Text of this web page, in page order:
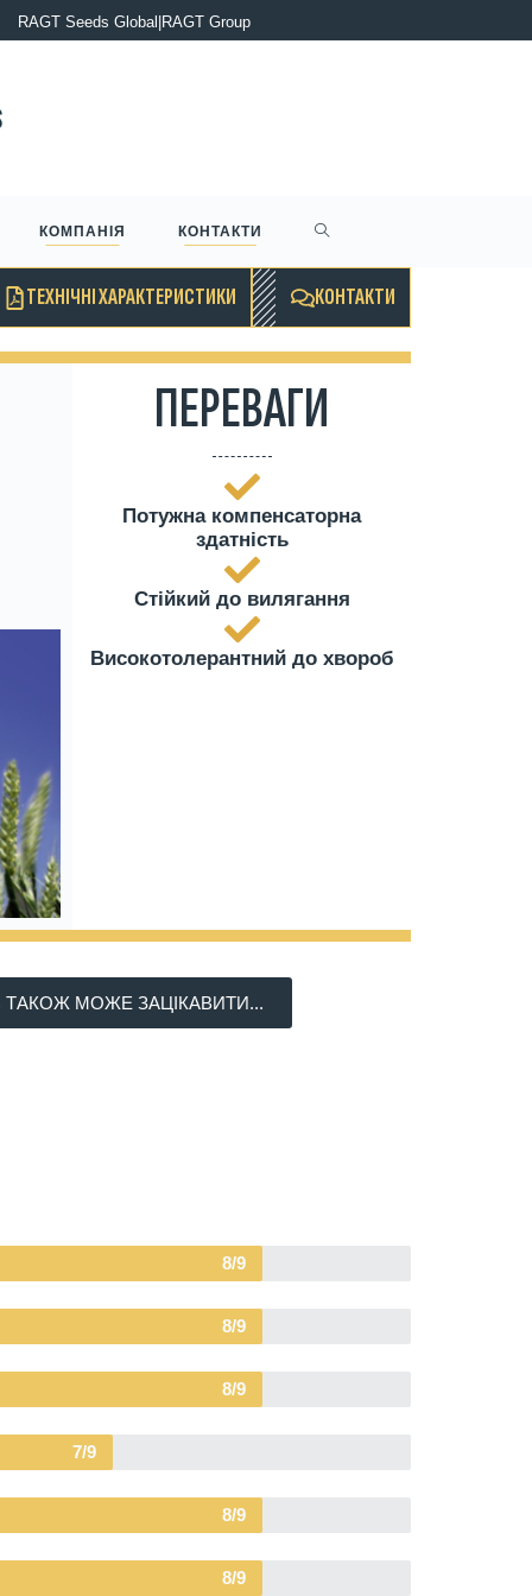
RAGT Group оголошує про завершення придбання
RAGT Seeds Global RAGT Group
КОМПАНІЯ КОНТАКТИ
ТЕХНІЧНІ ХАРАКТЕРИСТИКИ КОНТАКТИ
ПЕРЕВАГИ
Потужна компенсаторна
здатність
Стійкий до вилягання
Високотолерантний до хвороб
ТАКОЖ МОЖЕ ЗАЦІКАВИТИ...
8/9
8/9
8/9
7/9
8/9
8/9